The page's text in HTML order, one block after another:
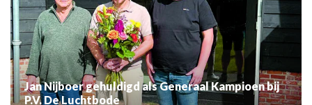
Jan Nijboer gehuldigd als Generaal Kampioen bij
P.V. De Luchtbode